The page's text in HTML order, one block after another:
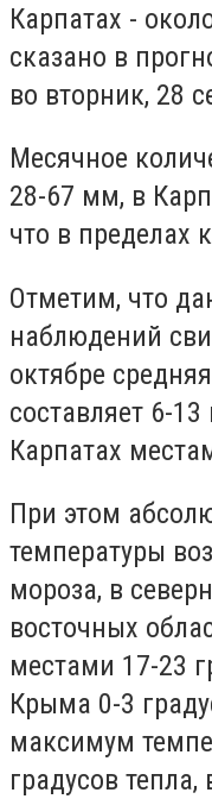
Карпатах -
сказано в
во вторник, 28
Месячное
28-67 мм, в
что в пределах
Отметим, что
наблюдений
октябре
составляет 6-13
Карпатах
При этом
температуры
мороза, в
восточных
местами 17-23
Крыма 0-3
максимум
градусов